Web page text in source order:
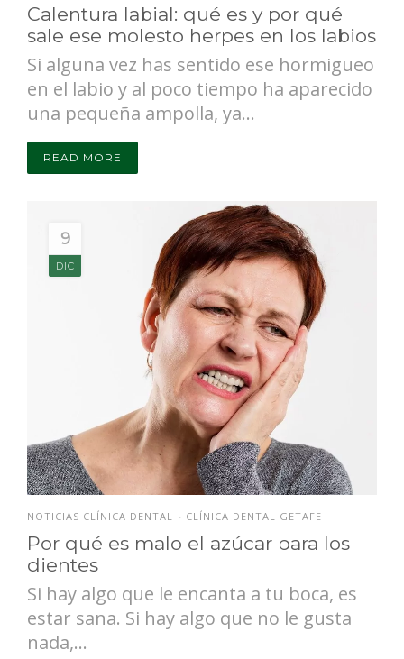
Calentura labial: qué es y por qué
sale ese molesto herpes en los labios
Si alguna vez has sentido ese hormigueo
en el labio y al poco tiempo ha aparecido
una pequeña ampolla, ya...
READ MORE
9
DIC
NOTICIAS CLÍNICA DENTAL • CLÍNICA DENTAL GETAFE
Por qué es malo el azúcar para los
dientes
Si hay algo que le encanta a tu boca, es
estar sana. Si hay algo que no le gusta
nada,...